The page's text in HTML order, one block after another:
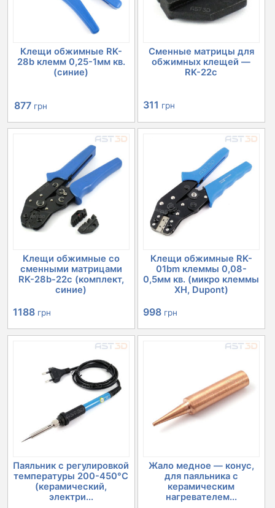
Клещи обжимные RK-
28b клемм 0,25-1мм кв.
(синие)
Первоначальная
цена
1005 грн.
877 грн
цена:
877 грн.
Сменные матрицы для
обжимных клещей —
RK-22c
311 грн
Клещи обжимные со
сменными матрицами
RK-28b-22с (комплект,
синие)
1188 грн
Клещи обжимные RK-
01bm клеммы 0,08-
0,5мм кв. (микро клеммы
XH, Dupont)
998 грн
Паяльник с регулировкой
температуры 200-450°C
(керамический,
электри...
Жало медное — конус,
для паяльника с
керамическим
нагревателем...